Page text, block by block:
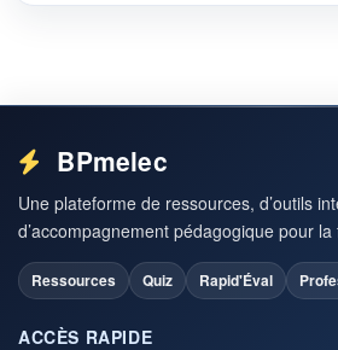
BPmelec
Une plateforme de ressources, d’outils
d’accompagnement pédagogique pour
Ressources Quiz Rapid'Éval
ACCÈS RAPIDE